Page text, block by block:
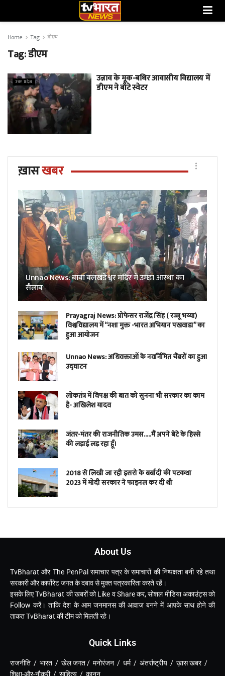
Home Tag डीएम
Tag:डीएम
उत्तर प्रदेश उन्नाव के मूक-बधिर आवासीय विद्यालय में
डीएम ने बाँटे स्वेटर
ख़ासखबर
Unnao News: बाबा बलखंडेश्वर मंदिर में उमड़ा आस्था का
सैलाब
Prayagraj News: प्रोफेसर राजेंद्र सिंह ( रज्जू भय्या)
विश्वविद्यालय में “नशा मुक्त -भारत अभियान पखवाडा” का
हुआ आयोजन
Unnao News: अधिवक्ताओं के नवर्निमित चैंबरों का हुआ
उद्घाटन
लोकतंत्र में विपक्ष की बात को सुनना भी सरकार का काम
है- अखिलेश यादव
जंतर-मंतर की राजनीतिक उमस…..मैं अपने बेटे के हिस्से
की लड़ाई लड़ रहा हूँ।
2018 से लिखी जा रही इसरो के बर्बादी की पटकथा
2023 में मोदी सरकार ने फाइनल कर दी थी
About Us
TvBharat और The PenPal समाचार पत्र के समाचारों की निष्पक्षता बनी रहे तथा
सरकारी और कार्पोरेट जगत के दबाव से मुक्त पत्रकारिता करते रहें।
इसके लिए TvBharat की खबरों को Like व Share कर, सोशल मीडिया अकाउंट्स को
Follow करें। ताकि देश के आम जनमानस की आवाज बनने में आपके साथ होने की
ताकत TvBharat की टीम को मिलती रहे।
Quick Links
राजनीति / भारत / खेल जगत / मनोरंजन / धर्म / अंतर्राष्ट्रीय / ख़ास खबर /
शिक्षा-और-नौकरी / साहित्य / कानून